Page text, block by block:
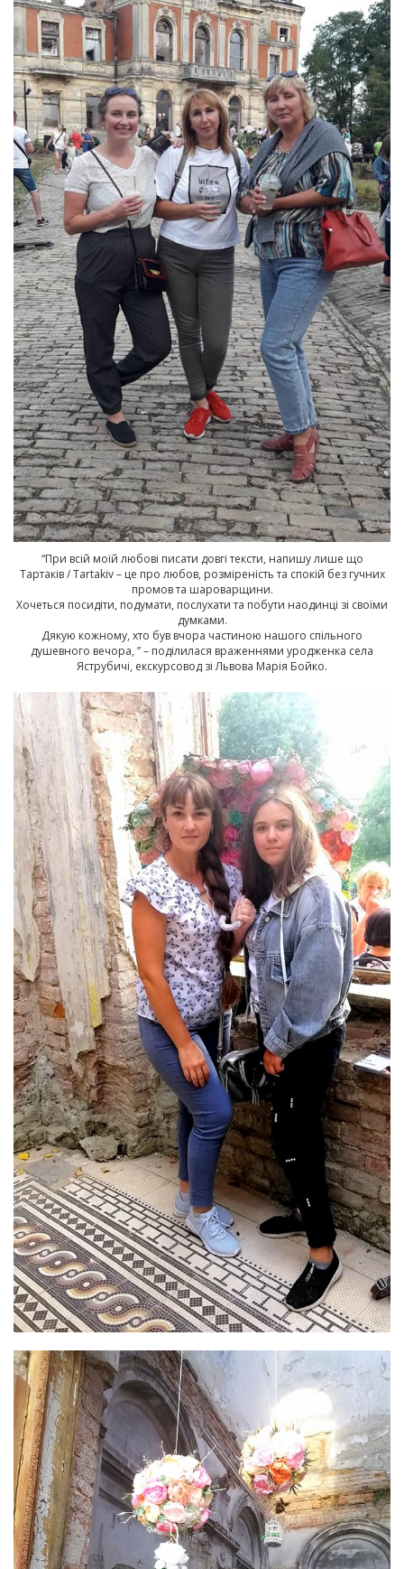
“При всій моїй любові писати довгі тексти, напишу лише що
Тартаків / Tartakiv– це про любов, розміреність та спокій без гучних
промов та шароварщини.
Хочеться посидіти, подумати, послухати та побути наодинці зі своїми
думками.
Дякую кожному, хто був вчора частиною нашого спільного
душевного вечора, ” – поділилася враженнями уродженка села
Яструбичі, екскурсовод зі Львова Марія Бойко.